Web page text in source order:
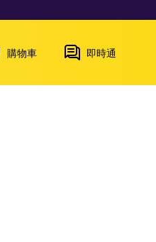
購物車 即時通